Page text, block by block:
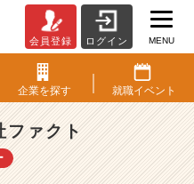
会員登録 ログイン MENU
企業を探す 就職イベント
ファクト